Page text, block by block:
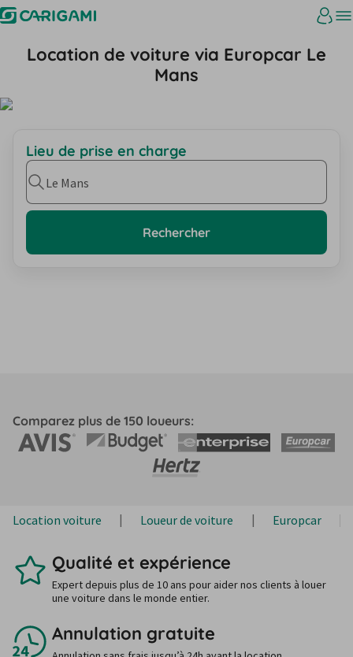
Location de voiture via Europcar Le
Mans
Lieu de prise en charge
Le Mans
Rechercher
Comparez plus de 150 loueurs:
Location voiture Loueur de voiture Europcar
Qualité et expérience
Expert depuis plus de 10 ans pour aider nos clients à louer
une voiture dans le monde entier.
Annulation gratuite